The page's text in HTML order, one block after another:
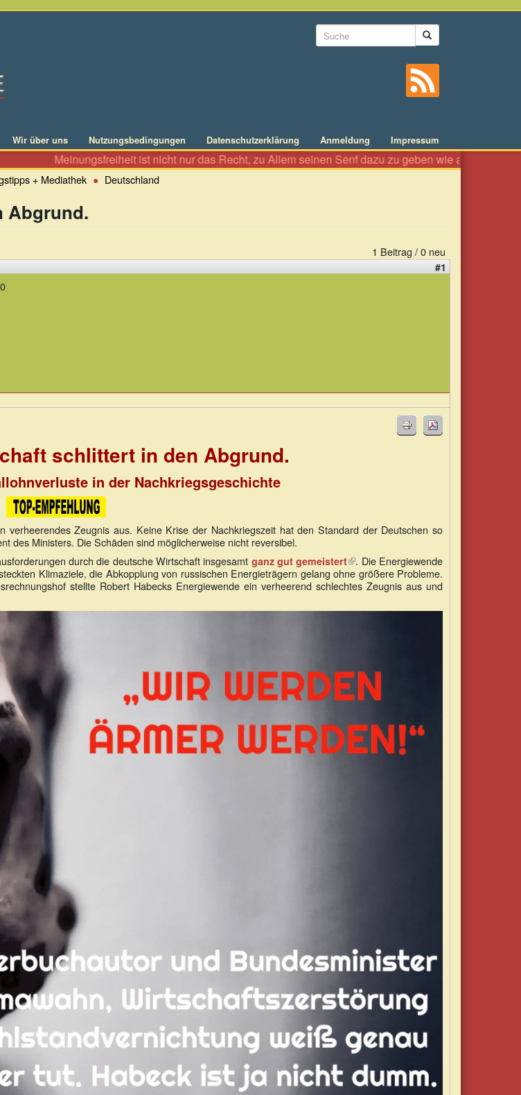
Suchformular
Wir über uns Nutzungsbedingungen Datenschutzerklärung Anmeldung Impressum
nicht nur das Recht, zu Allem seinen Senf dazu zu geben wie an einer Würstelbude. Es ist das
+ Mediathek Deutschland
Abgrund.
1 Beitrag / 0 neu
#1
schlittert in den Abgrund.
in der Nachkriegsgeschichte
Zeugnis aus. Keine Krise der Nachkriegszeit hat den Standard der Deutschen so
des Ministers. Die Schäden sind möglicherweise nicht reversibel.
durch die deutsche Wirtschaft insgesamt ganz gut gemeistert(Link
ist
extern)
. Die Energiewende
Klimaziele, die Abkopplung von russischen Energieträgern gelang ohne größere Probleme.
stellte Robert Habecks Energiewende ein verheerend schlechtes Zeugnis aus und